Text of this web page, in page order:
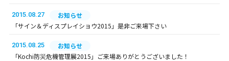
2015.08.27
お知らせ
「サイン＆ディスプレイショウ2015」是非ご来場下さい
2015.08.25
お知らせ
「Kochi防災危機管理展2015」ご来場ありがとうございました！